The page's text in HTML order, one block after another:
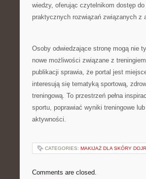
wiedzy, oferując czytelnikom dostęp
praktycznych rozwiązań związanych z
Osoby odwiedzające stronę mogą nie
nowe możliwości związane z
publikacji sprawia, że portal jest
interesują się tematyką sportową,
treningową. To przestrzeń pełna
sportu, poprawiać wyniki treningowe
aktywności.
CATEGORIES: MAKIJAŻ DLA SKÓRY
Comments are closed.